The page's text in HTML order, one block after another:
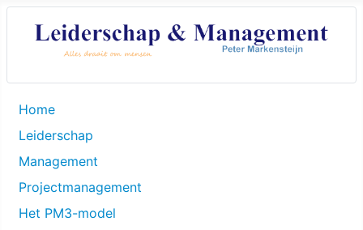
Home
Leiderschap
Management
Projectmanagement
Het PM3-model